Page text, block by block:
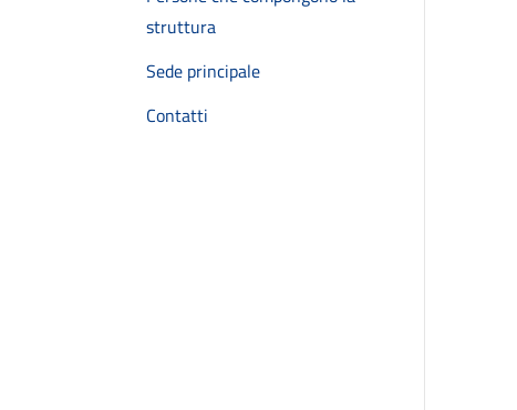
struttura
Sede principale
Contatti